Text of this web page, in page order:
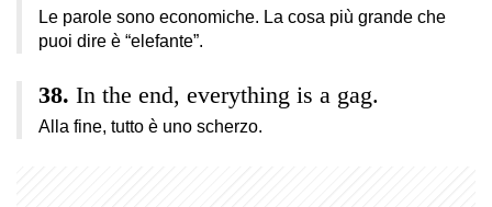
Le parole sono economiche. La cosa più grande che
puoi dire è “elefante”.
In the end, everything is a gag.
Alla fine, tutto è uno scherzo.